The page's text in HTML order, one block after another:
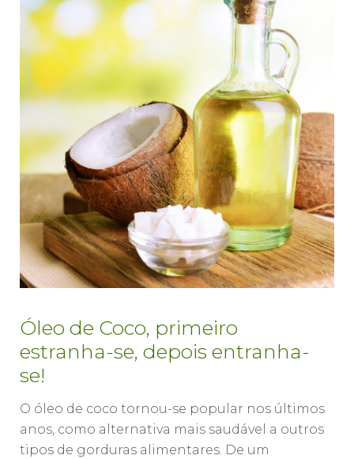
Óleo de Coco, primeiro
estranha-se, depois entranha-
se!
O óleo de coco tornou-se popular nos últimos
anos, como alternativa mais saudável a outros
tipos de gorduras alimentares. De um